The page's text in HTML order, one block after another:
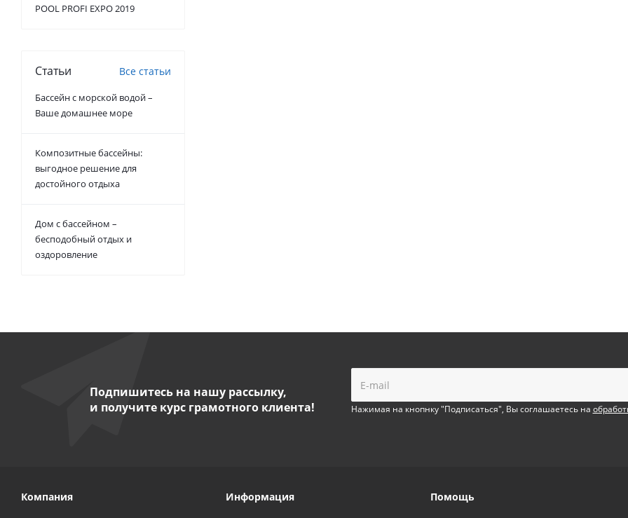
POOL PROFI EXPO 2019
Статьи Все статьи
Бассейн с морской водой –
Ваше домашнее море
Композитные бассейны:
выгодное решение для
достойного отдыха
Дом с бассейном –
бесподобный отдых и
оздоровление
Подпишитесь на нашу рассылку,
и получите курс грамотного клиента!
Нажимая на кнопнку "Подписаться", Вы соглашаетесь на
Компания Информация Помощь